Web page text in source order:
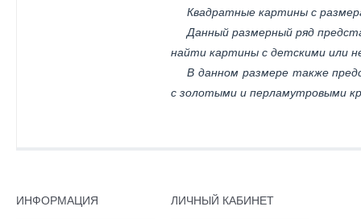
Квадратные картины с
Данный размерный ряд
найти картины с детскими или
В данном размере также
с золотыми и перламутровыми
ИНФОРМАЦИЯ ЛИЧНЫЙ КАБИНЕТ